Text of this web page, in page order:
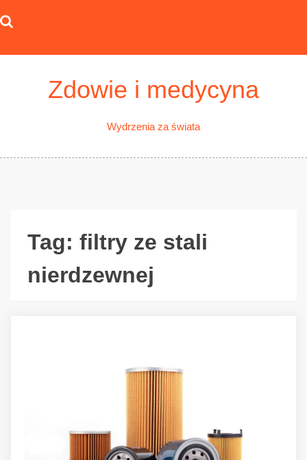
to
Zdowie i medycyna
Wydrzenia za świata
Tag: filtry ze stali
nierdzewnej